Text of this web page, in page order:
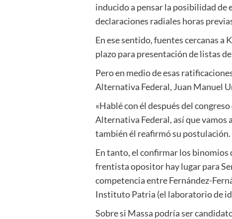
inducido a pensar la posibilidad de
declaraciones radiales horas
En ese sentido, fuentes cercanas a
plazo para presentación de listas
Pero en medio de esas
Alternativa Federal, Juan Manuel
«Hablé con él después del
Alternativa Federal, así que vamos
también él reafirmó su postulación.
En tanto, el confirmar los binomios
frentista opositor hay lugar para
competencia entre Fernández-
Instituto Patria (el laboratorio de
Sobre si Massa podría ser